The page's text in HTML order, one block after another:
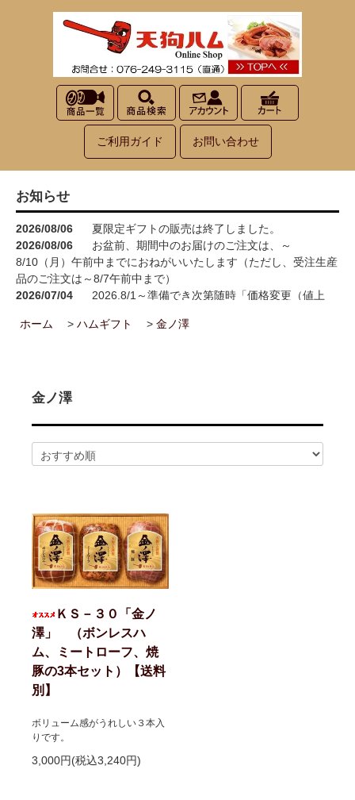
ご利用ガイド お問い合わせ
お知らせ
2026/08/06
夏限定ギフトの販売は終了しました。
2026/08/06
お盆前、期間中のお届けのご注文は、～
8/10（月）午前中までにおねがいいたします（ただし、受注生産
品のご注文は～8/7午前中まで）
2026/07/04
2026.8/1～準備でき次第随時「価格変更（値上
2026/05/15
お買い物が楽しくなる！100円お買い上げごとに1
2025/08/29
2025/07/14
お届け先1か所に付き10,800円（税込）以上ご購
入で送料無料(^^)/（ただし例外（冷凍商品を同梱された場合な
ど）もございます）
2025/05/13
天狗ハムオンラインショップ会員様限定！
3％OFF商品を増やしました(^^)/
2025/01/05
「お肉」のご注文は「お急ぎ便」「当日出荷」の
対象外です。詳しくは各ページの「商品説明」欄をご確認くださ
い。
に、備考欄にその旨をご記入ください。品物が準備出来次第、発
送させていただきます。
2025/01/05
「地域から元気に！！」天狗ハムでは【金沢市】
の「ふるさと納税返礼品」に提供しております。
ホーム > ハムギフト > 金ノ澤
金ノ澤
ＫＳ－３０「金ノ
澤」 （ボンレスハ
ム、ミートローフ、焼
豚の3本セット）【送料
別】
ボリューム感がうれしい３本入
りです。
3,000円(税込3,240円)